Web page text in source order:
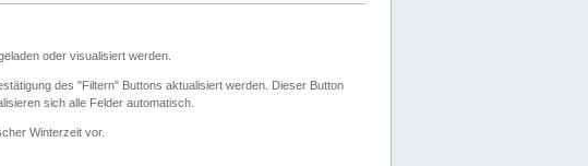
oder visualisiert werden.
des "Filtern" Buttons aktualisiert werden. Dieser Button
sich alle Felder automatisch.
Winterzeit vor.